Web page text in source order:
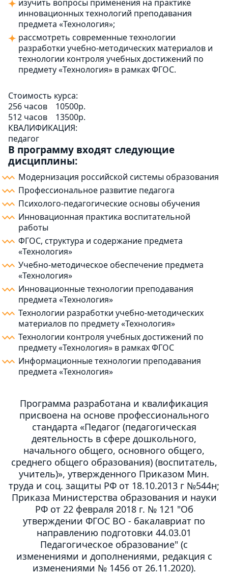
изучить вопросы применения на практике
инновационных технологий преподавания
предмета «Технология»;
рассмотреть современные технологии
разработки учебно-методических материалов и
технологии контроля учебных достижений по
предмету «Технология» в рамках ФГОС.
Стоимость курса:
256 часов
10500р.
512 часов
13500р.
КВАЛИФИКАЦИЯ:
педагог
В программу входят следующие
дисциплины:
Модернизация российской системы образования
Профессиональное развитие педагога
Психолого-педагогические основы обучения
Инновационная практика воспитательной
работы
ФГОС, структура и содержание предмета
«Технология»
Учебно-методическое обеспечение предмета
«Технология»
Инновационные технологии преподавания
предмета «Технология»
Технологии разработки учебно-методических
материалов по предмету «Технология»
Технологии контроля учебных достижений по
предмету «Технология» в рамках ФГОС
Информационные технологии преподавания
предмета «Технология»
Программа разработана и квалификация
присвоена на основе профессионального
стандарта «Педагог (педагогическая
деятельность в сфере дошкольного,
начального общего, основного общего,
среднего общего образования) (воспитатель,
учитель)», утвержденного Приказом Мин.
труда и соц. защиты РФ от 18.10.2013 г №544н;
Приказа Министерства образования и науки
РФ от 22 февраля 2018 г. № 121 "Об
утверждении ФГОС ВО - бакалавриат по
направлению подготовки 44.03.01
Педагогическое образование" (с
изменениями и дополнениями, редакция с
изменениями № 1456 от 26.11.2020).